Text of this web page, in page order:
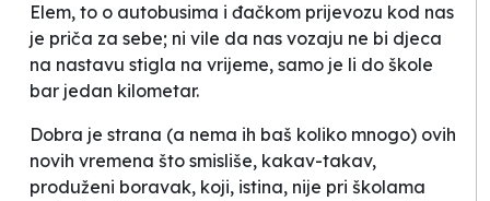
Elem, to o autobusima i đačkom prijevozu kod nas
je priča za sebe; ni vile da nas vozaju ne bi djeca
na nastavu stigla na vrijeme, samo je li do škole
bar jedan kilometar.
Dobra je strana (a nema ih baš koliko mnogo) ovih
novih vremena što smisliše, kakav-takav,
produženi boravak, koji, istina, nije pri školama